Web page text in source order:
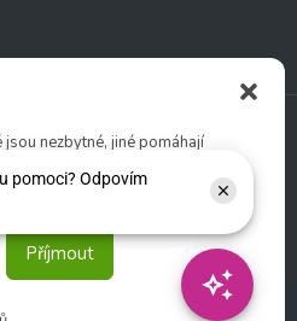
jsou nezbytné, jiné pomáhají
Příjmout